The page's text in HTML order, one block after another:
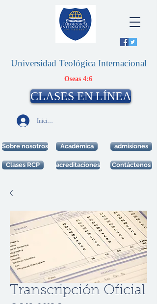
Universidad Teológica Internacional
Oseas 4:6
Iniciar sesión
CLASES EN LÍNEA
Sobre nosotros Académica admisiones
Clases RCP acreditaciones Contáctenos
Transcripción Oficial